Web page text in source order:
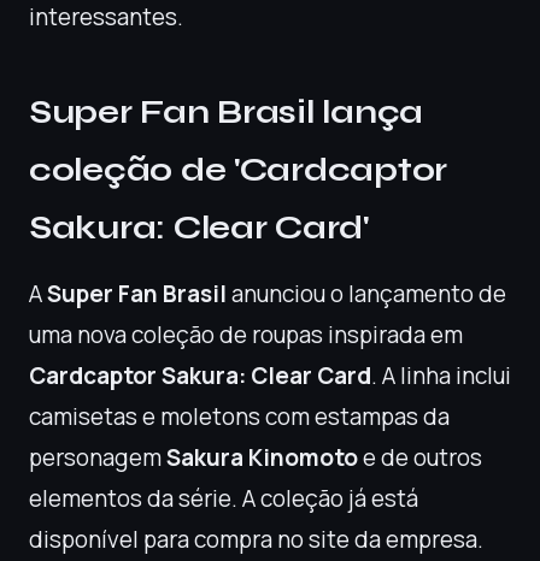
interessantes.
Super Fan Brasil lança
coleção de 'Cardcaptor
Sakura: Clear Card'
ASuper Fan Brasilanunciou o lançamento de
uma nova coleção de roupas inspirada em
Cardcaptor Sakura: Clear Card. A linha inclui
camisetas e moletons com estampas da
personagemSakura Kinomotoe de outros
elementos da série. A coleção já está
disponível para compra no site da empresa.